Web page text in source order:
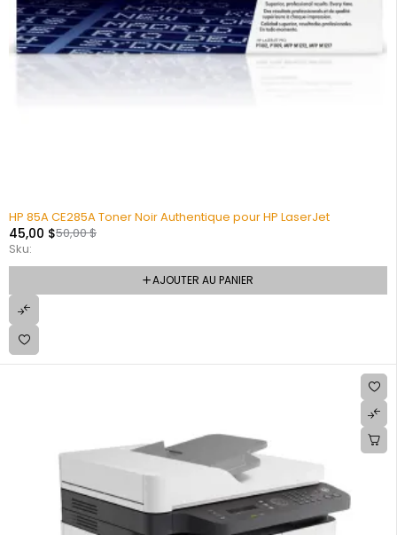
HP 85A CE285A Toner Noir Authentique pour HP LaserJet
50,00$
45,00 $
Sku:
AJOUTER AU PANIER